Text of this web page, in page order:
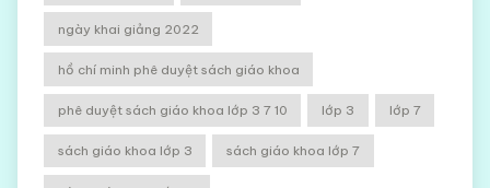
ngày khai giảng 2022
hồ chí minh phê duyệt sách giáo khoa
phê duyệt sách giáo khoa lớp 3 7 10 lớp 3 lớp 7
sách giáo khoa lớp 3 sách giáo khoa lớp 7